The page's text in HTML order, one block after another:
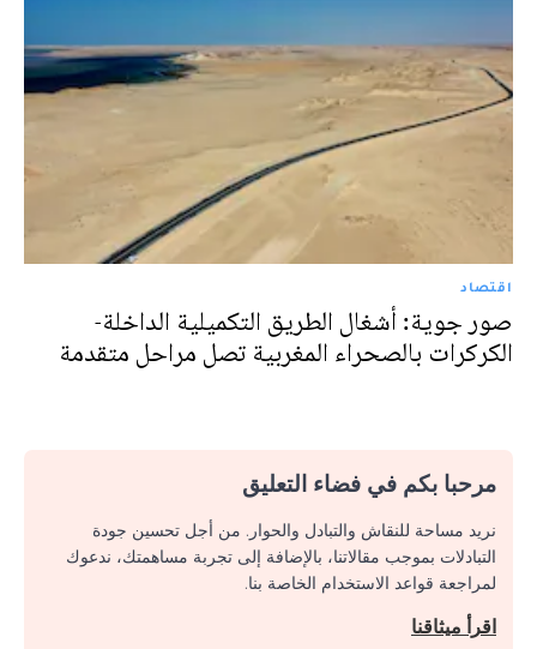
اقتصاد
صور جوية: أشغال الطريق التكميلية الداخلة-
الكركرات بالصحراء المغربية تصل مراحل متقدمة
مرحبا بكم في فضاء التعليق
نريد مساحة للنقاش والتبادل والحوار. من أجل تحسين جودة
التبادلات بموجب مقالاتنا، بالإضافة إلى تجربة مساهمتك، ندعوك
لمراجعة قواعد الاستخدام الخاصة بنا.
اقرأ ميثاقنا